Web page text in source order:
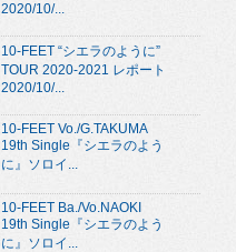
2020/10/...
10-FEET “シエラのように”
TOUR 2020-2021 レポート
2020/10/...
10-FEET Vo./G.TAKUMA
19th Single『シエラのよう
に』ソロイ...
10-FEET Ba./Vo.NAOKI
19th Single『シエラのよう
に』ソロイ...